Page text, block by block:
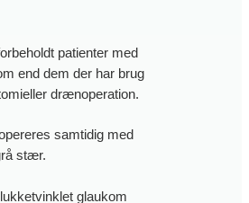
patienter med
end dem der har brug
drænoperation.
samtidig med
stær.
glaukom